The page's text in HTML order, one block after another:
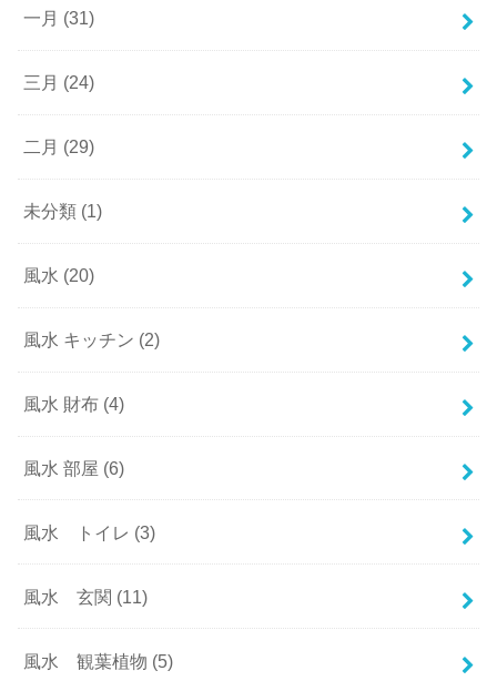
一月 (31)
三月 (24)
二月 (29)
未分類 (1)
風水 (20)
風水 キッチン (2)
風水 財布 (4)
風水 部屋 (6)
風水 トイレ (3)
風水 玄関 (11)
風水 観葉植物 (5)